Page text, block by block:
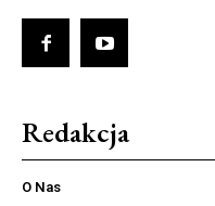
Redakcja
O Nas